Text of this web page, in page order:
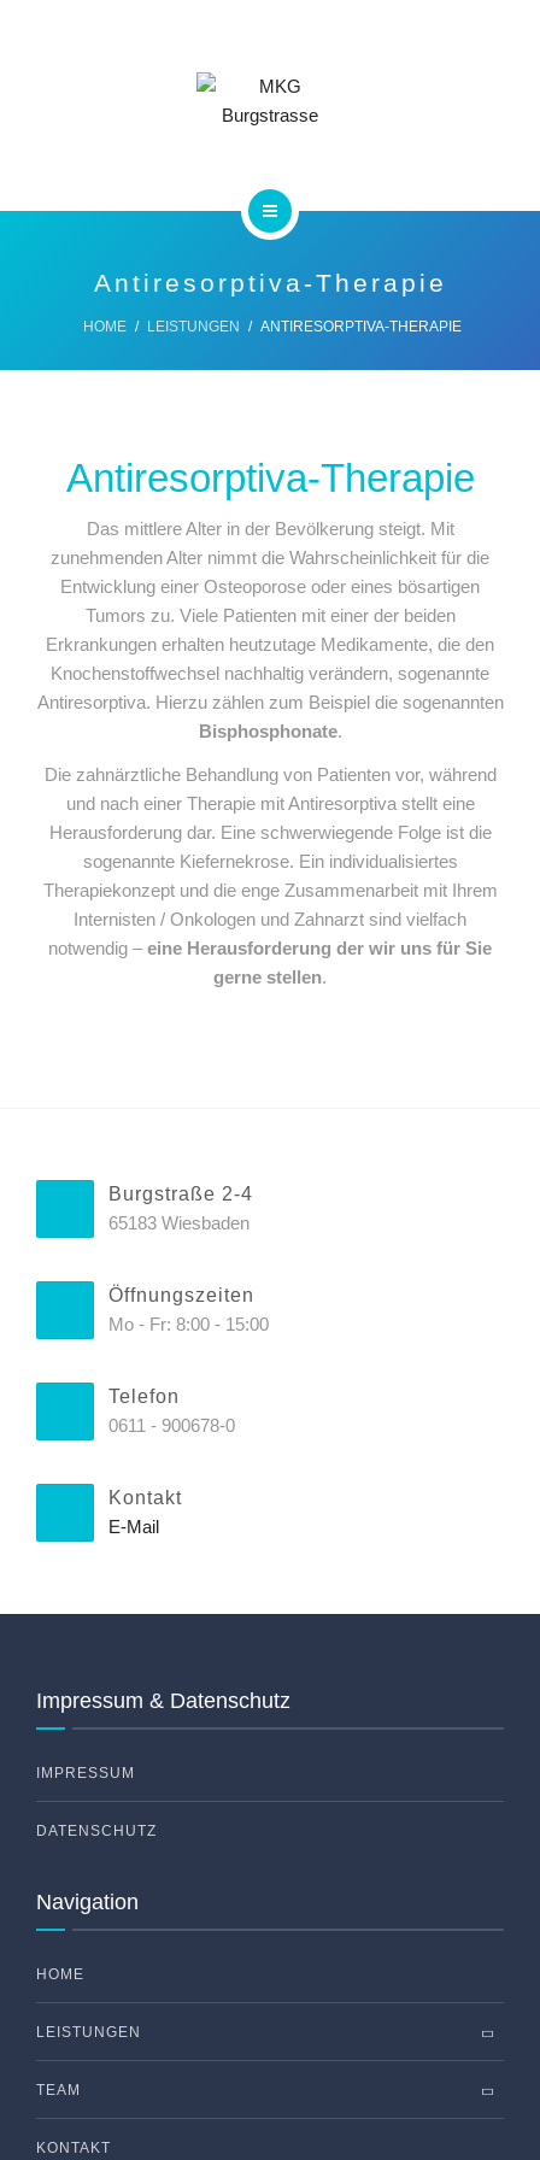
LEISTUNGEN
Antiresorptiva-Therapie
HOME LEISTUNGEN ANTIRESORPTIVA-THERAPIE
Antiresorptiva-Therapie
Das mittlere Alter in der Bevölkerung steigt. Mit
zunehmenden Alter nimmt die Wahrscheinlichkeit für die
Entwicklung einer Osteoporose oder eines bösartigen
Tumors zu. Viele Patienten mit einer der beiden
Erkrankungen erhalten heutzutage Medikamente, die den
Knochenstoffwechsel nachhaltig verändern, sogenannte
Antiresorptiva. Hierzu zählen zum Beispiel die sogenannten
Bisphosphonate.
Die zahnärztliche Behandlung von Patienten vor, während
und nach einer Therapie mit Antiresorptiva stellt eine
Herausforderung dar. Eine schwerwiegende Folge ist die
sogenannte Kiefernekrose. Ein individualisiertes
Therapiekonzept und die enge Zusammenarbeit mit Ihrem
Internisten / Onkologen und Zahnarzt sind vielfach
notwendig –eine Herausforderung der wir uns für Sie
gerne stellen.
Burgstraße 2-4
65183 Wiesbaden
Öffnungszeiten
Mo - Fr: 8:00 - 15:00
Telefon
0611 - 900678-0
Kontakt
E-Mail
Impressum & Datenschutz
IMPRESSUM
DATENSCHUTZ
Navigation
HOME
LEISTUNGEN
TEAM
KONTAKT